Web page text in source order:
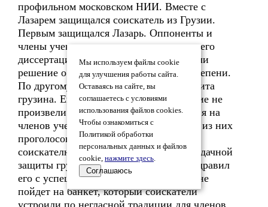
профильном московском НИИ. Вместе с
Лазарем защищался соискатель из Грузии.
Первым защищался Лазарь. Оппоненты и
члены ученого совета высоко оценили его
диссертацию и единогласно поддержали
решение о присуждении ему ученой степени.
По другому сценарию развивалась защита
грузина. Его диссертация и выступление не
произвели положительного впечатления на
членов ученого совета, и большинство из них
проголосовало против присуждения
соискателю ученой степени. После неудачной
защиты грузин подошел к Лазарю, поздравил
его с успешной защитой и сказал, что не
пойдет на банкет, который соискатели
устроили по негласной традиции для членов
Мы используем файлы cookie
для улучшения работы сайта.
Оставаясь на сайте, вы
соглашаетесь с условиями
использования файлов cookies.
Чтобы ознакомиться с
Политикой обработки
персональных данных и файлов
cookie, нажмите здесь.
Соглашаюсь